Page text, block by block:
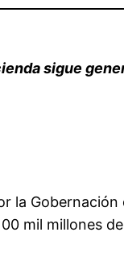
sigue
la
mil millones